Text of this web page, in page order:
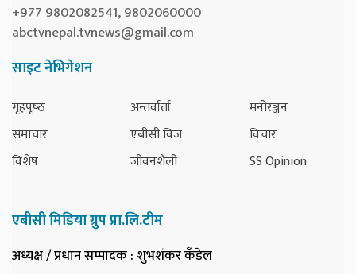
+977 9802082541, 9802060000
abctvnepal.tvnews@gmail.com
साइट नेभिगेशन
गृहपृष्‍ठ
समाचार
विशेष
अन्तर्वार्ता
एबीसी विज
जीवनशैली
मनोरञ्जन
विचार
SS Opinion
एबीसी मिडिया ग्रुप प्रा.लि.टीम
अध्यक्ष / प्रधान सम्पादक: शुभशंकर कँडेल